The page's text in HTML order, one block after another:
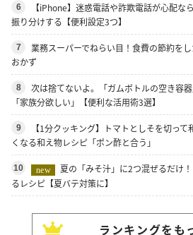
6
【iPhone】迷惑電話や詐欺電話が心配な
振り分けする【便利設定3つ】
7
業務スーパーでねらい目！食費の節約を
おかず
8
次は捨てないよ。「ガムボトルの空き容
「家族分欲しい」【便利な活用術3選】
9
【1分クッキング】トマトとしそを切っ
くなる和え物レシピ「ポン酢と合う」
10 new
夏の「みそ汁」に2つ混ぜるだけ
るレシピ【夏バテ対策に】
ランキングをも